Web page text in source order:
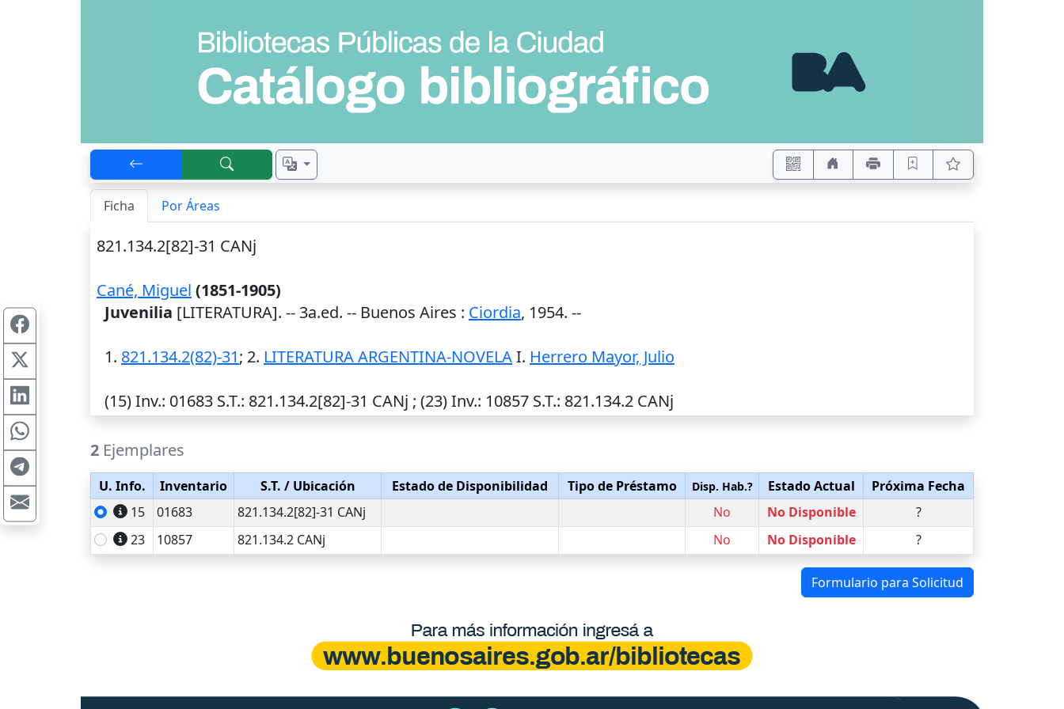
Ficha Por Áreas
821.134.2[82]-31 CANj
Cané, Miguel (1851-1905)
Juvenilia [LITERATURA]. -- 3a.ed. -- Buenos Aires : Ciordia, 1954. --
1. 821.134.2(82)-31; 2. LITERATURA ARGENTINA-NOVELAI. Herrero Mayor, Julio
(15)Inv.: 01683 S.T.: 821.134.2[82]-31 CANj ; (23)Inv.: 10857 S.T.: 821.134.2 CANj
2 Ejemplares
U. Info. Inventario S.T. / Ubicación Estado de Disponibilidad Tipo de Préstamo Disp. Hab.? Estado Actual
Próxima Fecha
15
01683 821.134.2[82]-31 CANj No No Disponible
?
23
10857 821.134.2 CANj No No Disponible ?
Formulario para Solicitud